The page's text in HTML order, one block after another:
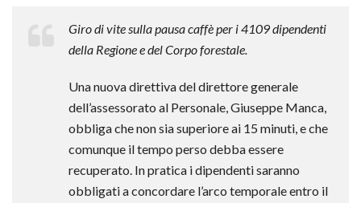
Giro di vite sulla pausa caffè per i 4109 dipendenti
della Regione e del Corpo forestale.
Una nuova direttiva del direttore generale
dell’assessorato al Personale, Giuseppe Manca,
obbliga che non sia superiore ai 15 minuti, e che
comunque il tempo perso debba essere
recuperato. In pratica i dipendenti saranno
obbligati a concordare l’arco temporale entro il